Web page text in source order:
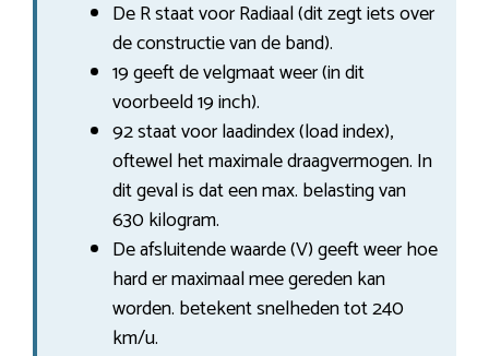
De R staat voor Radiaal (dit zegt iets over
de constructie van de band).
19 geeft de velgmaat weer (in dit
voorbeeld 19 inch).
92 staat voor laadindex (load index),
oftewel het maximale draagvermogen. In
dit geval is dat een max. belasting van
630 kilogram.
De afsluitende waarde (V) geeft weer hoe
hard er maximaal mee gereden kan
worden. betekent snelheden tot 240
km/u.